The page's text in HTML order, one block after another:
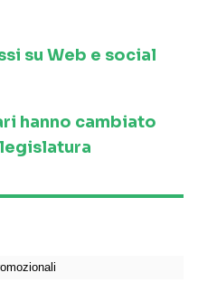
su Web e social
hanno cambiato